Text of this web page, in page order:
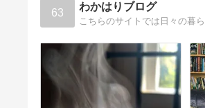
63 わかはりブログ